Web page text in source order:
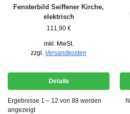
Fensterbild Seiffener Kirche,
elektrisch
111,90 €
inkl. MwSt.
zzgl. Versandkosten
Details
Ergebnisse 1 – 12 von 88 werden
angezeigt